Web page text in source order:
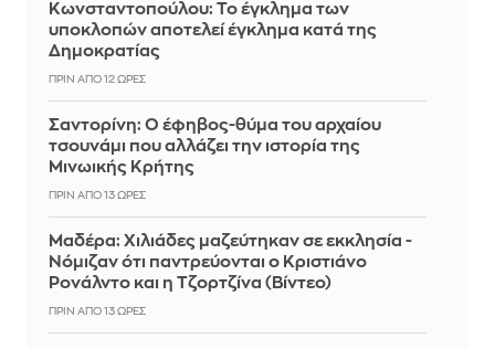
Κωνσταντοπούλου: Το έγκλημα των
υποκλοπών αποτελεί έγκλημα κατά της
Δημοκρατίας
ΠΡΙΝ ΑΠΌ 12 ΏΡΕΣ
Σαντορίνη: Ο έφηβος-θύμα του αρχαίου
τσουνάμι που αλλάζει την ιστορία της
Μινωικής Κρήτης
ΠΡΙΝ ΑΠΌ 13 ΏΡΕΣ
Μαδέρα: Χιλιάδες μαζεύτηκαν σε εκκλησία -
Νόμιζαν ότι παντρεύονται ο Κριστιάνο
Ρονάλντο και η Τζορτζίνα (Βίντεο)
ΠΡΙΝ ΑΠΌ 13 ΏΡΕΣ